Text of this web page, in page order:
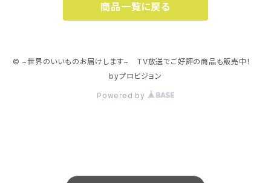
6in1マルチオープナー
イージーウォッシュセーフ ロール
キッチンバサミ
ハンディー真空器
パーフェクトハンガー
多機能オープナー
エチケットカッター
ペット用マット
ここセーフ
ファイヤーパック（ボックス）
洗剤付キッチンペーパー
サイズが変わるフードコンテナ
マルチオープナー
イージーPON
商品一覧に戻る
© ~世界のいいものお届けします~ TV放送でご好評の商品も販売中！
byプロビジョン
Powered by